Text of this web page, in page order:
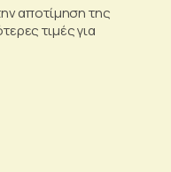
αποτίμηση της
τιμές για